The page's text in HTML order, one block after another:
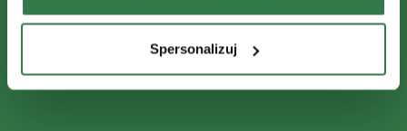
Spersonalizuj